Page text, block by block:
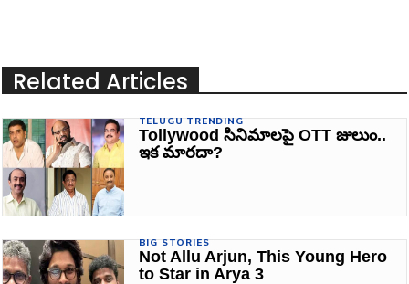
Related Articles
TELUGU TRENDING
Tollywood సినిమాలపై OTT జులుం..
ఇక మారదా?
BIG STORIES
Not Allu Arjun, This Young Hero
to Star in Arya 3